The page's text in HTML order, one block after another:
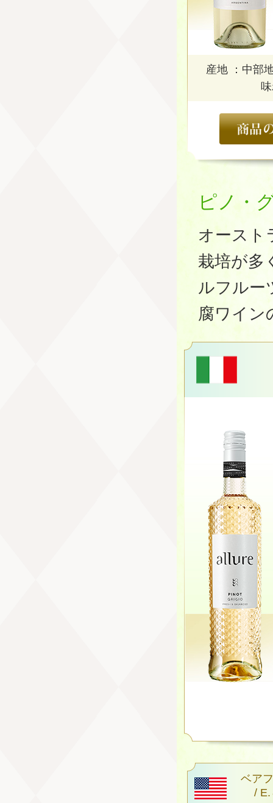
産地 ：中部
ピノ・
オースト
栽培が多
ルフルー
腐ワイン
ベア
/